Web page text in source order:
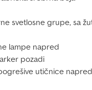
svetlosne grupe, sa
lampe napred
pozadi
utičnice